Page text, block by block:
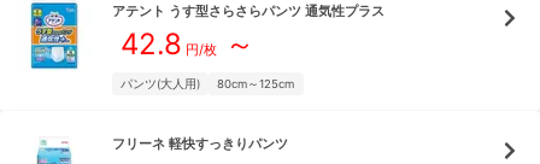
アテント うす型さらさらパンツ 通気性プラス
42.8 円/枚～
パンツ(大人用) 80cm～125cm
フリーネ 軽快すっきりパンツ